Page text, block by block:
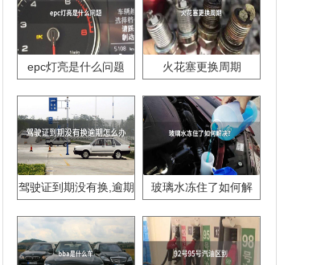
epc灯亮是什么问题 火花塞更换周期
驾驶证到期没有换,逾期
玻璃水冻住了如何解